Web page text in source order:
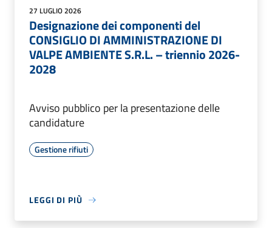
27 LUGLIO 2026
Designazione dei componenti del
CONSIGLIO DI AMMINISTRAZIONE DI
VALPE AMBIENTE S.R.L. – triennio 2026-
2028
Avviso pubblico per la presentazione delle
candidature
Gestione rifiuti
LEGGI DI PIÙ